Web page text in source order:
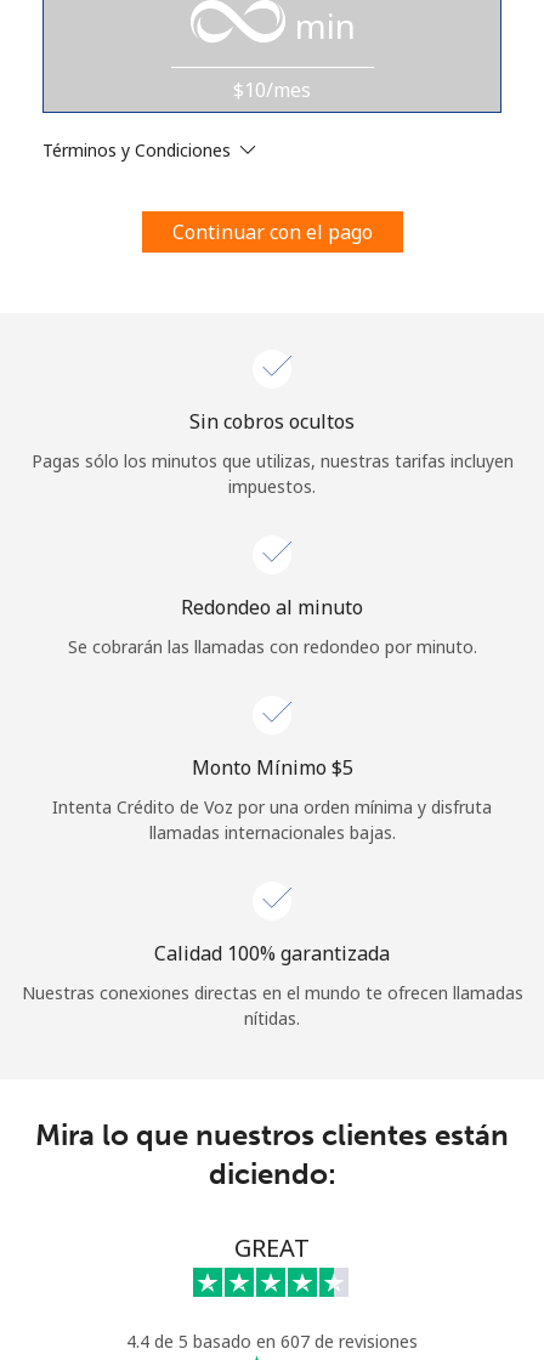
estosTérminos y condiciones.
Únete
¡Hola!
Inicia sesión oREGÍSTRATE →
¿Olvidaste tu contraseña? →
Continuar con
min
$10/mes
Términos y Condiciones
Continuar con el pago
Sin cobros ocultos
Pagas sólo los minutos que utilizas, nuestras tarifas incluyen
impuestos.
Redondeo al minuto
Se cobrarán las llamadas con redondeo por minuto.
Monto Mínimo ⁦$5⁩
Intenta Crédito de Voz por una orden mínima y disfruta
llamadas internacionales bajas.
Calidad 100% garantizada
Nuestras conexiones directas en el mundo te ofrecen llamadas
nítidas.
Mira lo que nuestros clientes están
diciendo:
GREAT
4.4 de 5 basado en 607 de revisiones